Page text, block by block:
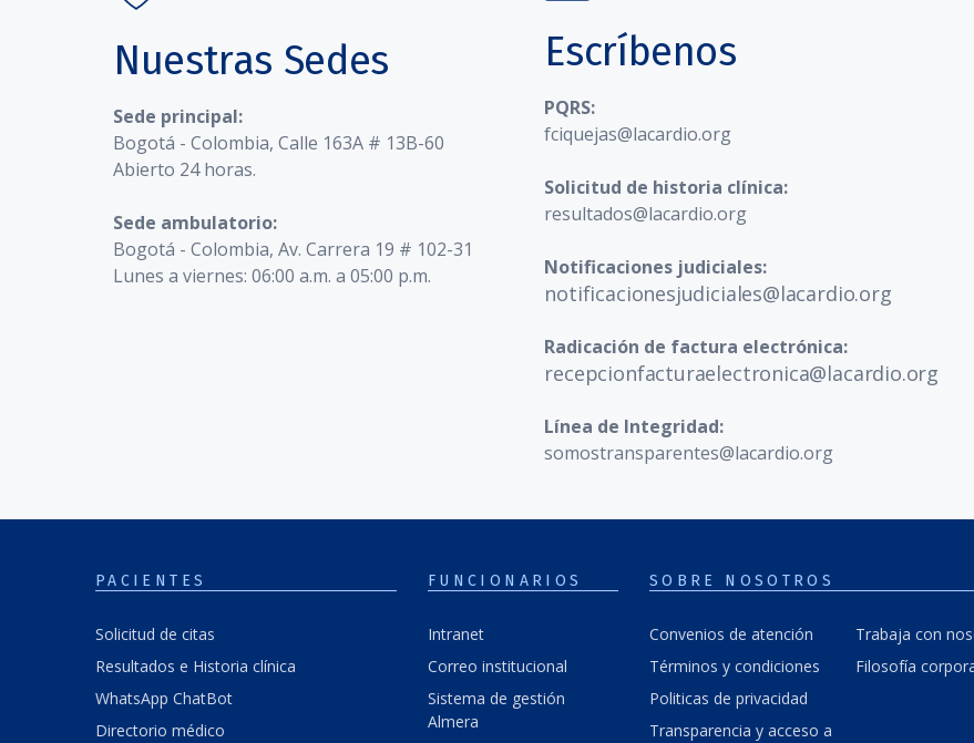
Nuestras Sedes
Sede principal:
Bogotá - Colombia, Calle 163A # 13B-60
Abierto 24 horas.
Sede ambulatorio:
Bogotá - Colombia, Av. Carrera 19 # 102-31
Lunes a viernes: 06:00 a.m. a 05:00 p.m.
Escríbenos
PQRS:
fciquejas@lacardio.org
Solicitud de historia clínica:
resultados@lacardio.org
Notificaciones judiciales:
notificacionesjudiciales@lacardio.org
Radicación de factura electrónica:
recepcionfacturaelectronica@lacardio.org
Línea de Integridad:
somostransparentes@lacardio.org
PACIENTES
Solicitud de citas
Resultados e Historia clínica
WhatsApp ChatBot
Directorio médico
FUNCIONARIOS
Intranet
Correo institucional
Sistema de gestión
Almera
SOBRE NOSOTROS
Convenios de atención
Términos y condiciones
Politicas de privacidad
Transparencia y acceso a
Trabaja con
Filosofía